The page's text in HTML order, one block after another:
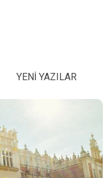
YENI YAZILAR